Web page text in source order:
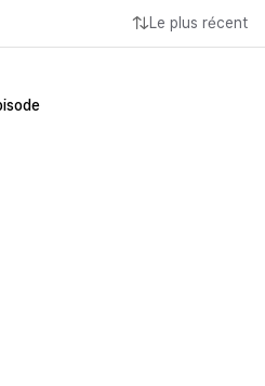
Le plus récent